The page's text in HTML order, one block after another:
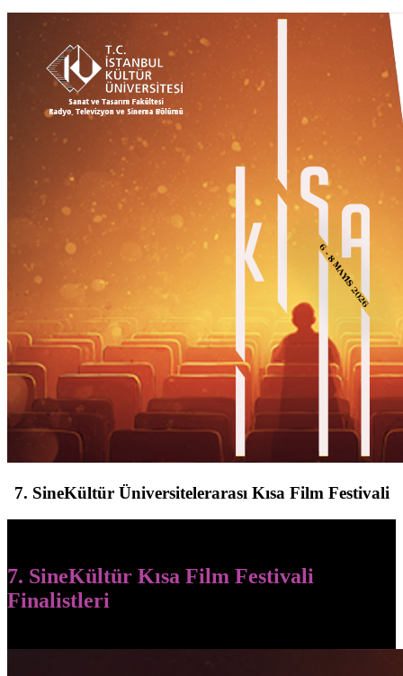
7. SineKültür Üniversitelerarası Kısa Film Festivali
7. SineKültür Kısa Film Festivali
Finalistleri